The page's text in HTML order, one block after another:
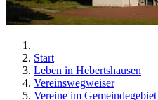
Start
Leben in Hebertshausen
Vereinswegweiser
Vereine im Gemeindegebiet